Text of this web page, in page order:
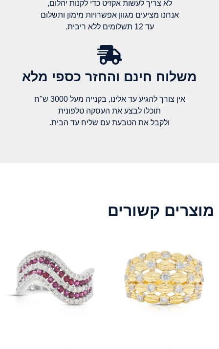
לא צריך לעשות אקזיט כדי לקנות יהלום,
אנחנו מציעים מגוון אפשרויות מימון ותשלום
עד 12 תשלומים ללא ריבית.
משלוח חינם והחזר כספי מלא​
אין צורך להגיע עד אלינו, בקנייה מעל 3000 ש"ח
תוכלו לבצע את העסקה טלפונית
ולקבל את הטבעת עם שליח עד הבית.
מוצרים קשורים